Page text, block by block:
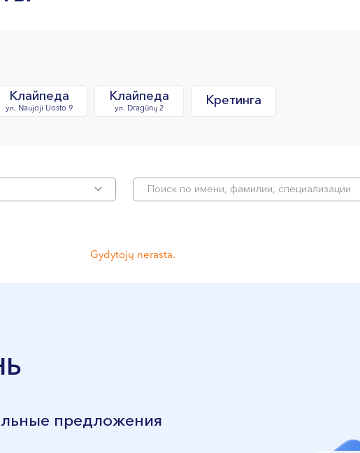
Клайпеда
ул. Naujoji Uosto 9
Клайпеда
ул. Dragūnų 2
Кретинга
Gydytojų nerasta.
предложения